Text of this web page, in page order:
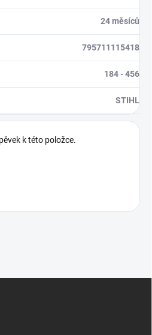
24 měsíců
795711115418
184 - 456
STIHL
k této položce.